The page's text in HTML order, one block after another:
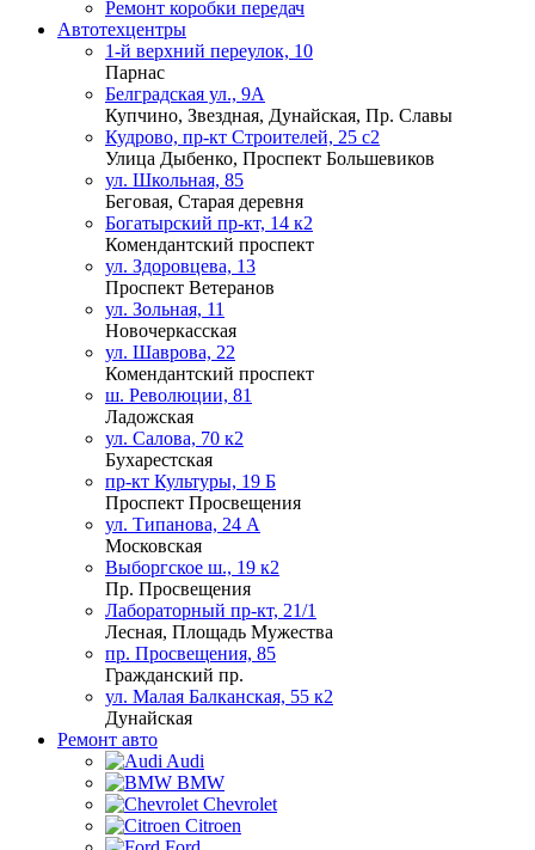
Ремонт коробки передач
Автотехцентры
1-й верхний переулок, 10
Парнас
Белградская ул., 9А
Купчино, Звездная, Дунайская, Пр. Славы
Кудрово, пр-кт Строителей, 25 с2
Улица Дыбенко, Проспект Большевиков
ул. Школьная, 85
Беговая, Старая деревня
Богатырский пр-кт, 14 к2
Комендантский проспект
ул. Здоровцева, 13
Проспект Ветеранов
ул. Зольная, 11
Новочеркасская
ул. Шаврова, 22
Комендантский проспект
ш. Революции, 81
Ладожская
ул. Салова, 70 к2
Бухарестская
пр-кт Культуры, 19 Б
Проспект Просвещения
ул. Типанова, 24 А
Московская
Выборгское ш., 19 к2
Пр. Просвещения
Лабораторный пр-кт, 21/1
Лесная, Площадь Мужества
пр. Просвещения, 85
Гражданский пр.
ул. Малая Балканская, 55 к2
Дунайская
Ремонт авто
Audi
BMW
Chevrolet
Citroen